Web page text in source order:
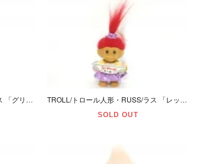
TROLL/トロール人形・RUSS/ラス 「グリーン/Ｓ/クリスマス・天使・オーナメント」 TROLL/トロール人形・RUSS/ラス 「レッド/Ｓ/クリスマス・オーナメント」
SOLD OUT